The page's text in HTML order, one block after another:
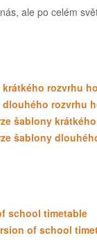
ale po celém
rozvrhu
rozvrhu
šablony
šablony
school timetable
of school